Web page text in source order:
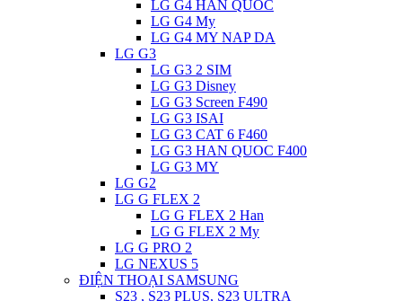
LG G4 HAN QUOC
LG G4 My
LG G4 MY NAP DA
LG G3
LG G3 2 SIM
LG G3 Disney
LG G3 Screen F490
LG G3 ISAI
LG G3 CAT 6 F460
LG G3 HAN QUOC F400
LG G3 MY
LG G2
LG G FLEX 2
LG G FLEX 2 Han
LG G FLEX 2 My
LG G PRO 2
LG NEXUS 5
ĐIỆN THOẠI SAMSUNG
S23 , S23 PLUS, S23 ULTRA